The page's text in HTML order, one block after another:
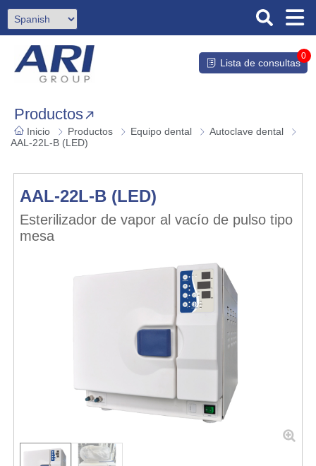
Lista de consultas
0
Productos
Inicio Productos Equipo dental
Autoclave dental
AAL-22L-B (LED)
AAL-22L-B (LED)
Esterilizador de vapor al vacío de pulso tipo
mesa